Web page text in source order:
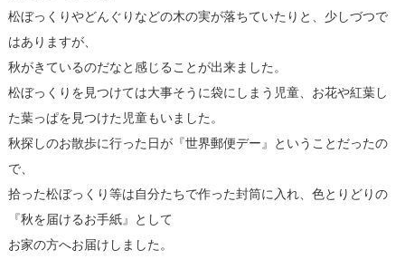
松ぼっくりやどんぐりなどの木の実が落ちていたりと、少しづつで
はありますが、
秋がきているのだなと感じることが出来ました。
松ぼっくりを見つけては大事そうに袋にしまう児童、お花や紅葉し
た葉っぱを見つけた児童もいました。
秋探しのお散歩に行った日が『世界郵便デー』ということだったの
で、
拾った松ぼっくり等は自分たちで作った封筒に入れ、色とりどりの
『秋を届けるお手紙』として
お家の方へお届けしました。